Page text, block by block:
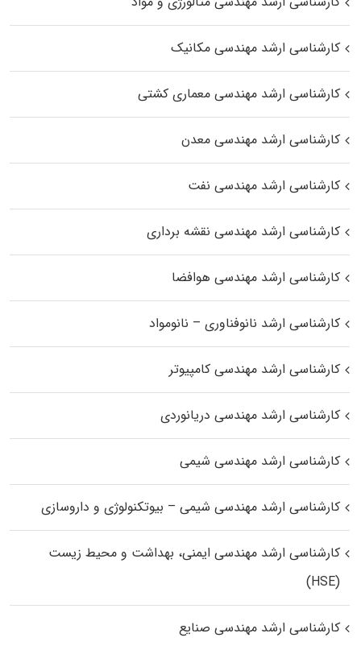
کارشناسی ارشد مهندسی مکانیک
کارشناسی ارشد مهندسی معماری کشتی
کارشناسی ارشد مهندسی معدن
کارشناسی ارشد مهندسی نفت
کارشناسی ارشد مهندسی نقشه برداری
کارشناسی ارشد مهندسی هوافضا
کارشناسی ارشد نانوفناوری – نانومواد
کارشناسی ارشد مهندسی کامپیوتر
کارشناسی ارشد مهندسی دریانوردی
کارشناسی ارشد مهندسی شیمی
کارشناسی ارشد مهندسی شیمی – بیوتکنولوژی و داروسازی
کارشناسی ارشد مهندسی ایمنی، بهداشت و محیط زیست
(HSE)
کارشناسی ارشد مهندسی صنایع